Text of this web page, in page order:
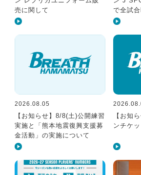
売に関して
で全試
2026.08.05
【お知らせ】8/8(土)公開練習
実施と「熊本地震復興支援募
金活動」の実施について
【お知
ンチケ